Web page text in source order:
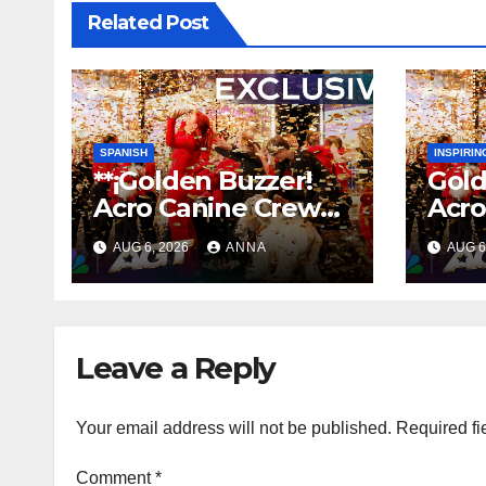
Related Post
SPANISH
**¡Golden Buzzer!
Acro Canine Crew
Sorprende a AGT
con una Actuación
Inolvidable
**
AUG 6, 2026 ANNA AUG
Leave a Reply
Your email address will not be published. Required
Comment*